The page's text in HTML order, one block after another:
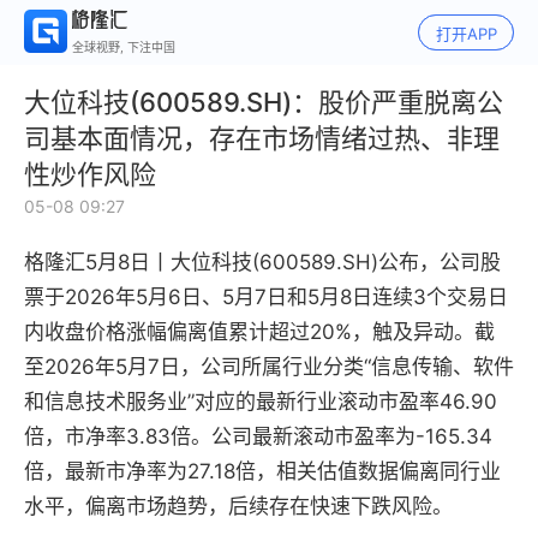
全球视野, 下注中国
打开APP
大位科技(600589.SH)：股价严重脱离公
司基本面情况，存在市场情绪过热、非理
性炒作风险
05-08 09:27
格隆汇5月8日丨大位科技(600589.SH)公布，公司股
票于2026年5月6日、5月7日和5月8日连续3个交易日
内收盘价格涨幅偏离值累计超过20%，触及异动。截
至2026年5月7日，公司所属行业分类“信息传输、软件
和信息技术服务业”对应的最新行业滚动市盈率46.90
倍，市净率3.83倍。公司最新滚动市盈率为-165.34
倍，最新市净率为27.18倍，相关估值数据偏离同行业
水平，偏离市场趋势，后续存在快速下跌风险。